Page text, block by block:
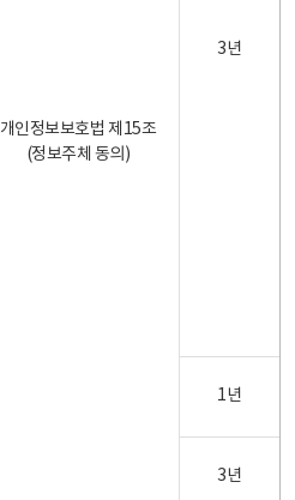
개인정보보호법 제15조
(정보주체 동의)
3년
1년
3년